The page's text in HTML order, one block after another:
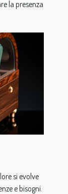
la presenza
si evolve
e bisogni.